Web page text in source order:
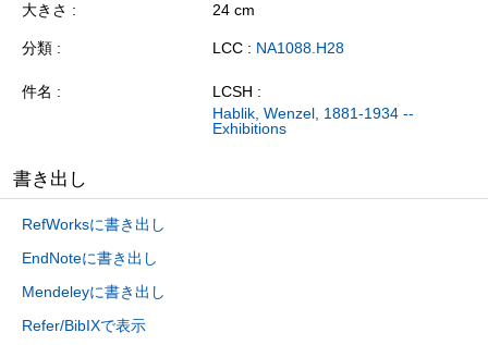
大きさ
24 cm
分類 LCC : NA1088.H28
件名
LCSH :
Hablik, Wenzel, 1881-1934 --
Exhibitions
書き出し
RefWorksに書き出し
EndNoteに書き出し
Mendeleyに書き出し
Refer/BibIXで表示